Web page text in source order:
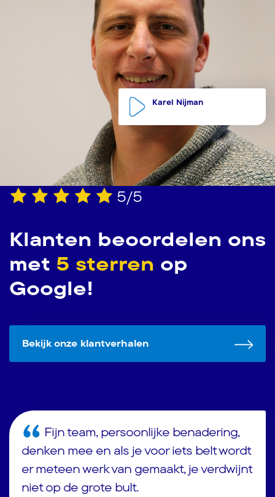
5/5
Klanten beoordelen ons
met 5 sterren op
Google!
Bekijk onze klantverhalen
Karel Nijman
Fijn team, persoonlijke benadering,
denken mee en als je voor iets belt wordt
er meteen werk van gemaakt, je verdwijnt
niet op de grote bult.